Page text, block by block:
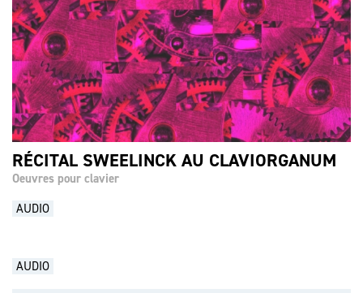
RÉCITAL SWEELINCK AU CLAVIORGANUM
Oeuvres pour clavier
AUDIO
AUDIO